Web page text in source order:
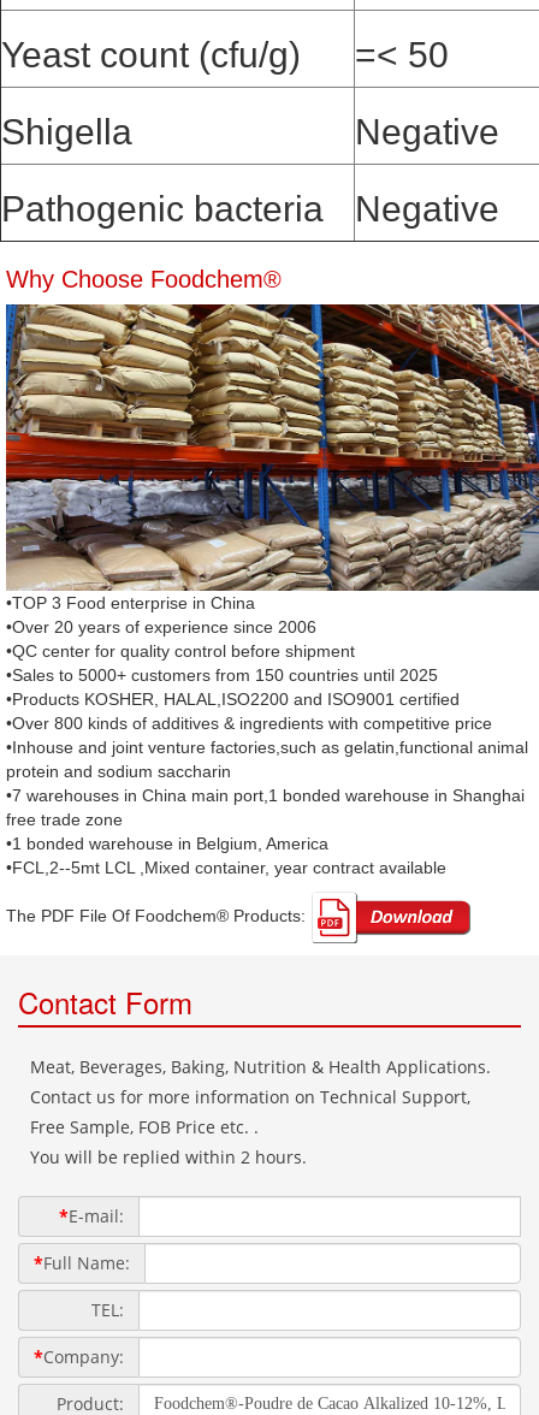
Yeast count (cfu/g)
=< 50
Shigella
Negative
Pathogenic bacteria
Negative
Why Choose Foodchem®
•TOP 3 Food enterprise in China
•Over 20 years of experience since 2006
•QC center for quality control before shipment
•Sales to 5000+ customers from 150 countries until 2025
•Products KOSHER, HALAL,ISO2200 and ISO9001 certified
•Over 800 kinds of additives & ingredients with competitive price
•Inhouse and joint venture factories,such as gelatin,functional animal
protein and sodium saccharin
•7 warehouses in China main port,1 bonded warehouse in Shanghai
free trade zone
•1 bonded warehouse in Belgium, America
•FCL,2--5mt LCL ,Mixed container, year contract available
The PDF File Of Foodchem® Products: